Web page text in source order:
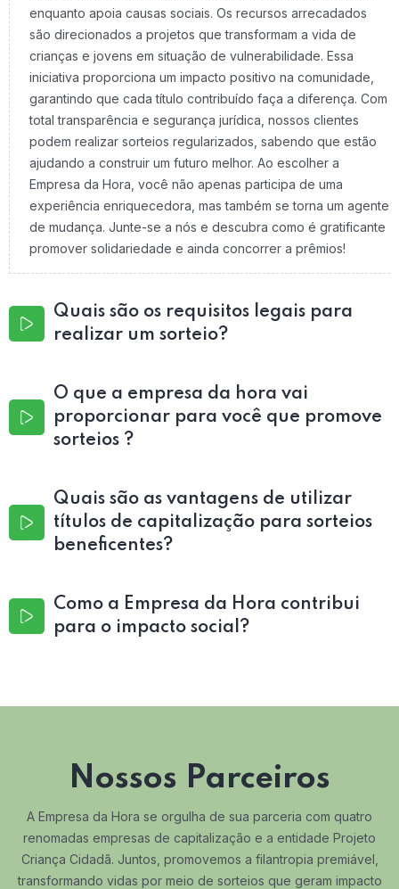
enquanto apoia causas sociais. Os recursos arrecadados
são direcionados a projetos que transformam a vida de
crianças e jovens em situação de vulnerabilidade. Essa
iniciativa proporciona um impacto positivo na comunidade,
garantindo que cada título contribuído faça a diferença. Com
total transparência e segurança jurídica, nossos clientes
podem realizar sorteios regularizados, sabendo que estão
ajudando a construir um futuro melhor. Ao escolher a
Empresa da Hora, você não apenas participa de uma
experiência enriquecedora, mas também se torna um agente
de mudança. Junte-se a nós e descubra como é gratificante
promover solidariedade e ainda concorrer a prêmios!
Quais são os requisitos legais para
realizar um sorteio?
O que a empresa da hora vai
proporcionar para você que promove
sorteios ?
Quais são as vantagens de utilizar
títulos de capitalização para sorteios
beneficentes?
Como a Empresa da Hora contribui
para o impacto social?
Nossos Parceiros
A Empresa da Hora se orgulha de sua parceria com quatro
renomadas empresas de capitalização e a entidade Projeto
Criança Cidadã. Juntos, promovemos a filantropia premiável,
transformando vidas por meio de sorteios que geram impacto